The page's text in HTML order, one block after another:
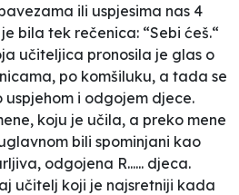
ili uspjesima nas 4
bila tek rečenica: “Sebi ćeš.“
učiteljica pronosila je glas o
po komšiluku, a tada se
i odgojem djece.
koju je učila, a preko mene
bili spominjani kao
odgojena R...... djeca.
učitelj koji je najsretniji kada